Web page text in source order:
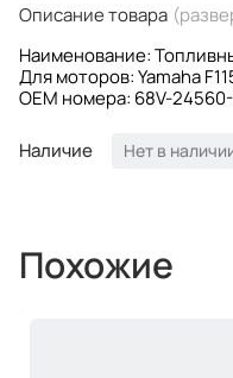
Описание товара
Наименование:
Для моторов: Yamaha
OEM номера: 68V-
Наличие
Нет в
Похожие